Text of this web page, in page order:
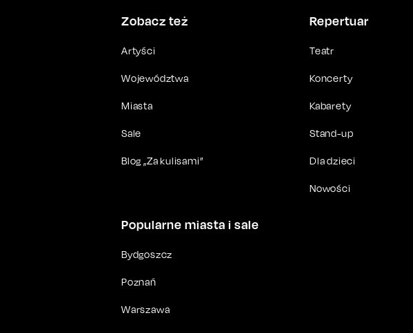
Zobacz też
Artyści
Województwa
Miasta
Sale
Blog „Za kulisami”
Repertuar
Teatr
Koncerty
Kabarety
Stand-up
Dla dzieci
Nowości
Popularne miasta i sale
Bydgoszcz
Poznań
Warszawa